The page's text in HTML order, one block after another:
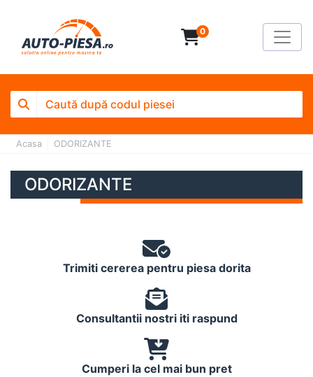
0
Acasa ODORIZANTE
ODORIZANTE
Trimiti cererea pentru piesa dorita
Consultantii nostri iti raspund
Cumperi la cel mai bun pret